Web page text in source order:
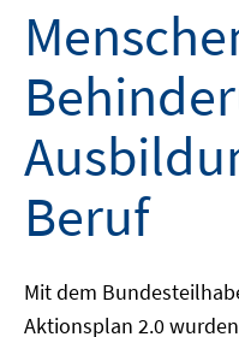
Beruf
Mit dem
Aktionsplan 2.0